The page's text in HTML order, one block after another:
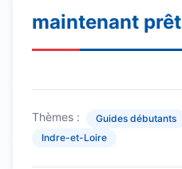
maintenant prêt
Thèmes : Guides débutants
Indre-et-Loire